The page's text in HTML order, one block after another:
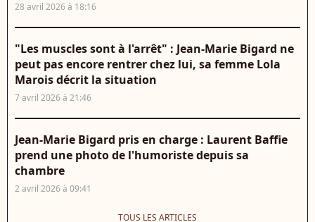
28 avril 2026 à 18:16
"Les muscles sont à l'arrêt" : Jean-Marie Bigard ne
peut pas encore rentrer chez lui, sa femme Lola
Marois décrit la situation
7 avril 2026 à 21:46
Jean-Marie Bigard pris en charge : Laurent Baffie
prend une photo de l'humoriste depuis sa
chambre
2 avril 2026 à 09:41
TOUS LES ARTICLES